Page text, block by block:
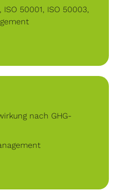
ISO 50001, ISO 50003,
nach GHG-